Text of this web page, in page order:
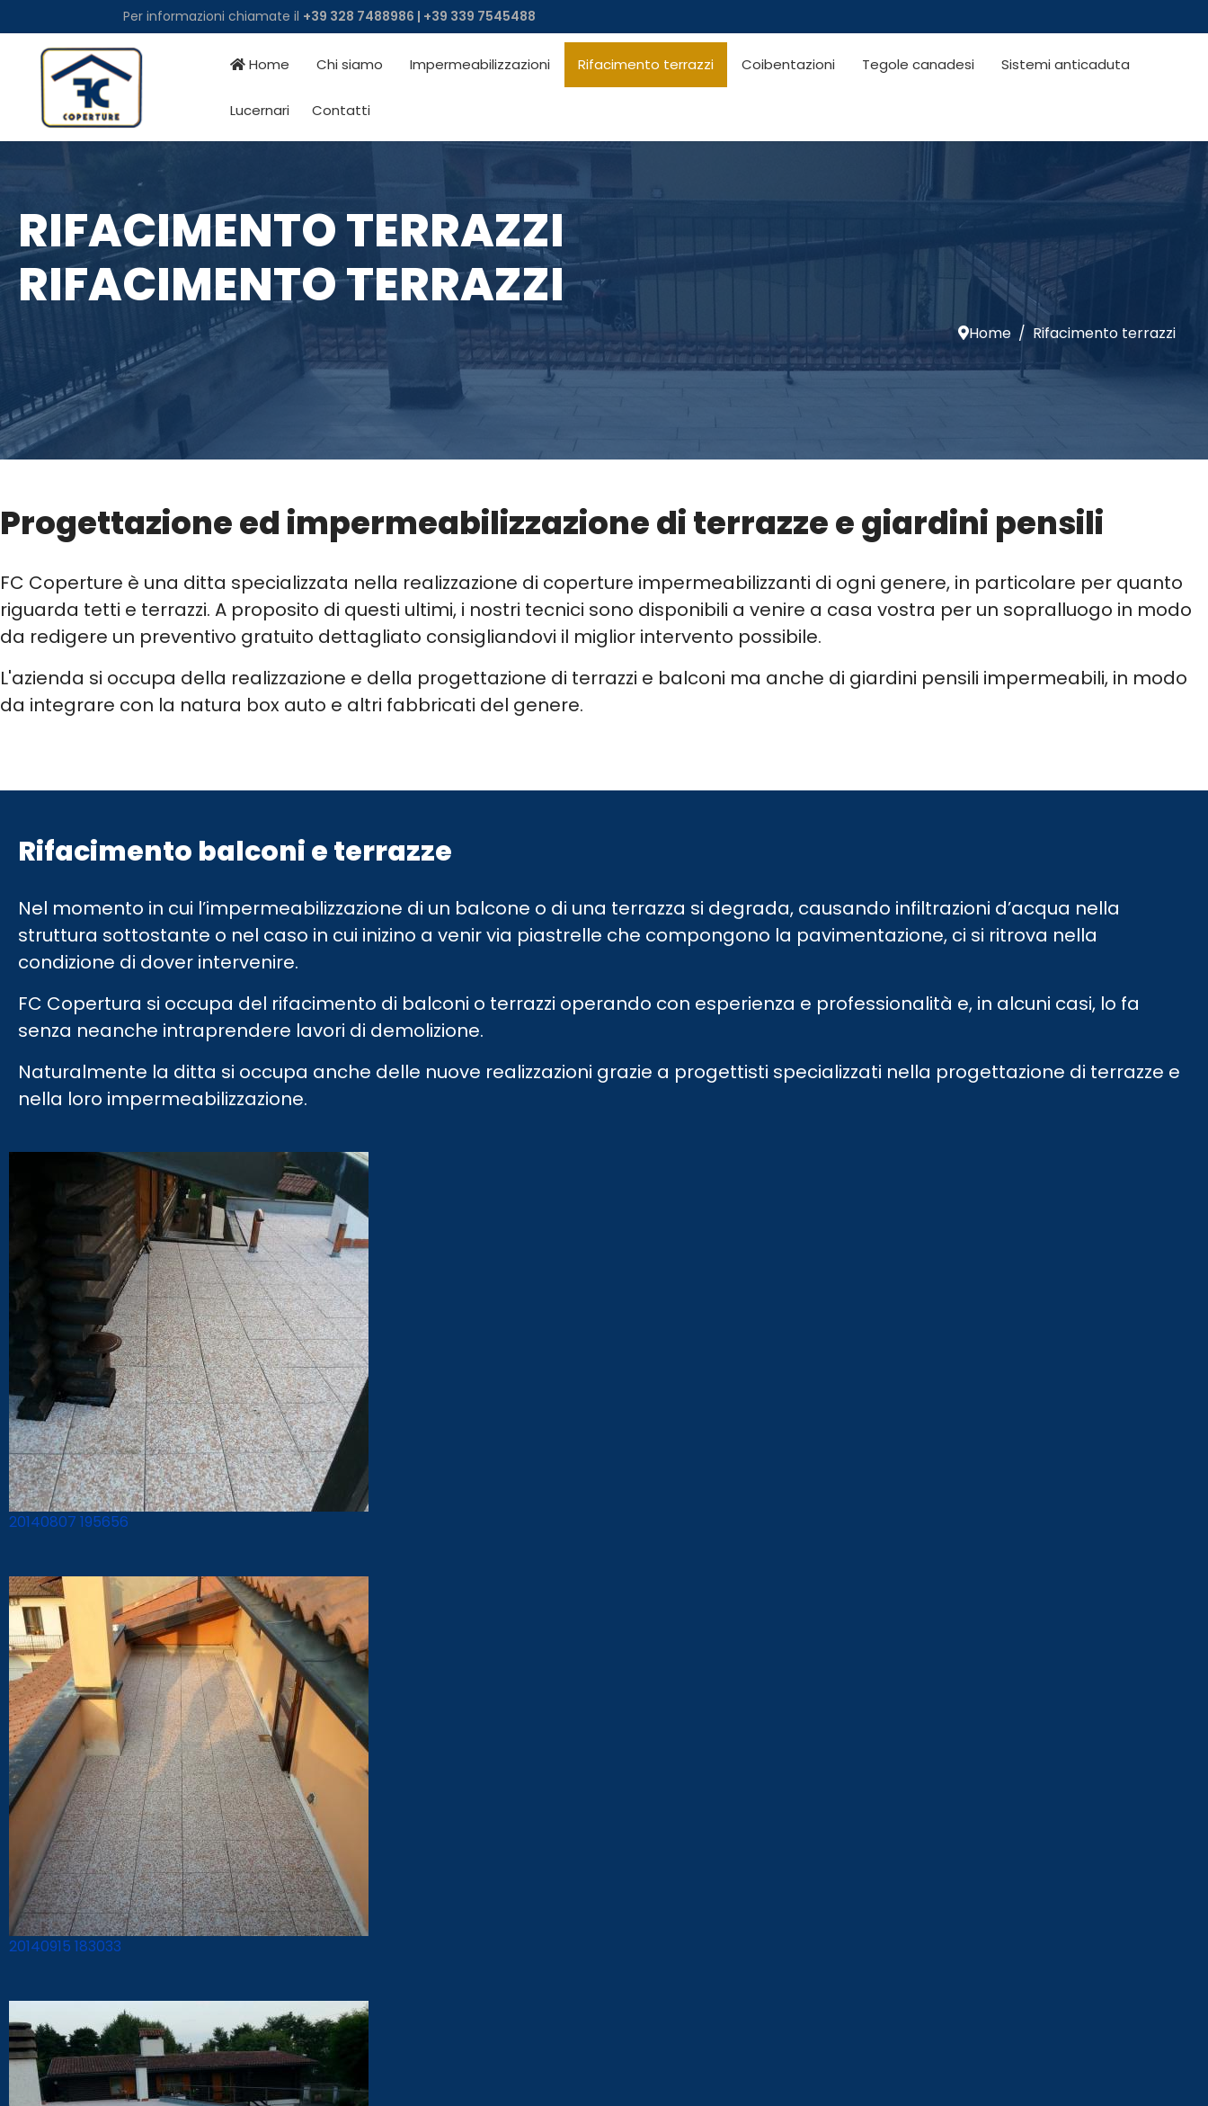
Per informazioni chiamate il +39 328 7488986 | +39 339 7545488
Home Chi siamo Impermeabilizzazioni Rifacimento terrazzi Coibentazioni Tegole canadesi Sistemi anticaduta
Lucernari Contatti
RIFACIMENTO TERRAZZI
RIFACIMENTO TERRAZZI
Home Rifacimento terrazzi
Progettazione ed impermeabilizzazione di terrazze e giardini pensili
FC Coperture è una ditta specializzata nella realizzazione di coperture impermeabilizzanti di ogni genere, in particolare per quanto
riguarda tetti e terrazzi. A proposito di questi ultimi, i nostri tecnici sono disponibili a venire a casa vostra per un sopralluogo in modo
da redigere un preventivo gratuito dettagliato consigliandovi il miglior intervento possibile.
L'azienda si occupa della realizzazione e della progettazione di terrazzi e balconi ma anche di giardini pensili impermeabili, in modo
da integrare con la natura box auto e altri fabbricati del genere.
Rifacimento balconi e terrazze
Nel momento in cui l’impermeabilizzazione di un balcone o di una terrazza si degrada, causando infiltrazioni d’acqua nella
struttura sottostante o nel caso in cui inizino a venir via piastrelle che compongono la pavimentazione, ci si ritrova nella
condizione di dover intervenire.
FC Copertura si occupa del rifacimento di balconi o terrazzi operando con esperienza e professionalità e, in alcuni casi, lo fa
senza neanche intraprendere lavori di demolizione.
Naturalmente la ditta si occupa anche delle nuove realizzazioni grazie a progettisti specializzati nella progettazione di terrazze e
nella loro impermeabilizzazione.
20140807 195656
20140915 183033